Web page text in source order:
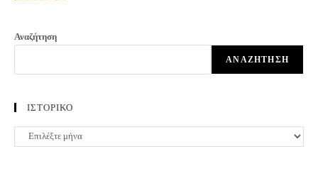
Αναζήτηση
ΑΝΑΖΉΤΗΣΗ
ΙΣΤΟΡΙΚΟ
ΙΣΤΟΡΙΚΟ